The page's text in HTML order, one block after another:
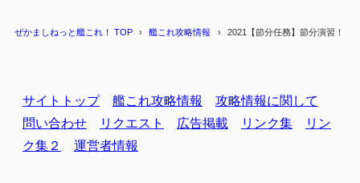
ぜかましねっと艦これ！ TOP 艦これ攻略情報 2021【節分任務】節分演習！
サイトトップ 艦これ攻略情報
攻略情報に関して
問い合わせ
リクエスト 広告掲載 リンク集
リン
ク集２
運営者情報